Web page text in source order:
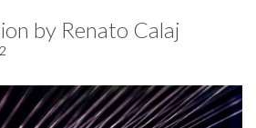
by Renato Calaj